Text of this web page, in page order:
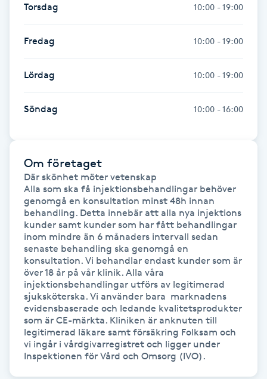
Gellack med förstärkning
Gravidmassage
Gravidyoga
Gruppträning
Gua Sha-massage
Hatha Yoga
Headspa
Healing
Herrklippning
HIFU
Hollywood Peel
Torsdag 10:00 - 19:00
Fredag 10:00 - 19:00
Lördag 10:00 - 19:00
Söndag 10:00 - 16:00
Om företaget
Där skönhet möter vetenskap
Alla som ska få injektionsbehandlingar behöver
genomgå en konsultation minst 48h innan
behandling. Detta innebär att alla nya injektions
kunder samt kunder som har fått behandlingar
inom mindre än 6 månaders intervall sedan
senaste behandling ska genomgå en
konsultation. Vi behandlar endast kunder som är
över 18 år på vår klinik. Alla våra
injektionsbehandlingar utförs av legitimerad
sjuksköterska. Vi använder bara  marknadens
evidensbaserade och ledande kvalitetsprodukter
som är CE-märkta. Kliniken är anknuten till
legitimerad läkare samt försäkring Folksam och
vi ingår i vårdgivarregistret och ligger under